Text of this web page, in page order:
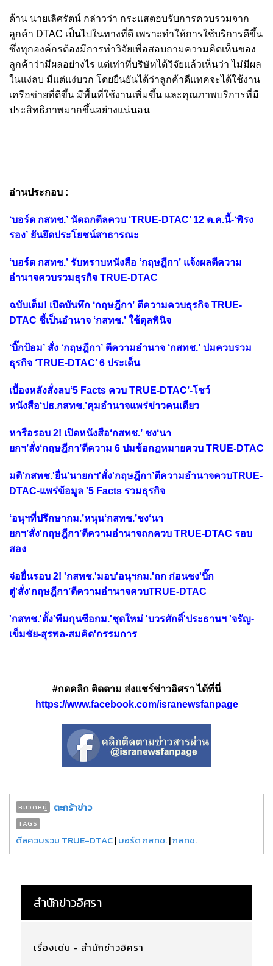
ด้าน นายเลิศรัตน์ กล่าวว่า กระแสตอบรับการควบรวมจาก
ลูกค้า DTAC เป็นไปในทางที่ดี เพราะทำให้การใช้บริการดีขึ้น
ซึ่งทุกองค์กรต้องมีการทำวิจัยเพื่อสอบถามความคิดเห็นของ
ลูกค้าว่ามีผลอย่างไร แต่เท่าที่บริษัทได้วิจัยแล้วเห็นว่า ไม่มีผล
ในแง่ลบ มีแต่แง่บวก โดยยืนยันได้ว่าลูกค้าดีแทคจะได้ใช้งาน
เครือข่ายที่ดีขึ้น มีพื้นที่ใช้งานเพิ่มขึ้น และคุณภาพบริการที่มี
ประสิทธิภาพมากขึ้นอย่างแน่นอน
อ่านประกอบ :
‘บอร์ด กสทช.’ นัดถกดีลควบ ‘TRUE-DTAC’ 12 ต.ค.นี้-‘พิรง
รอง’ ยันยึดประโยชน์สาธารณะ
‘บอร์ด กสทช.’ รับทราบหนังสือ ‘กฤษฎีกา’ แจ้งผลตีความ
อำนาจควบรวมธุรกิจ TRUE-DTAC
ฉบับเต็ม! เปิดบันทึก ‘กฤษฎีกา’ ตีความควบธุรกิจ TRUE-
DTAC ชี้เป็นอำนาจ ‘กสทช.’ ใช้ดุลพินิจ
‘บิ๊กป้อม’ สั่ง ‘กฤษฎีกา’ ตีความอำนาจ ‘กสทช.’ ปมควบรวม
ธุรกิจ ‘TRUE-DTAC’ 6 ประเด็น
เบื้องหลังสั่งลบ‘5 Facts ควบ TRUE-DTAC’-โชว์
หนังสือ‘ปธ.กสทช.’คุมอำนาจแพร่ข่าวคนเดียว
หารือรอบ 2! เปิดหนังสือ‘กสทช.’ ชง‘นา
ยกฯ’สั่ง‘กฤษฎีกา’ตีความ 6 ปมข้อกฎหมายควบ TRUE-DTAC
มติ'กสทช.'ยื่น'นายกฯ'สั่ง'กฤษฎีกา’ตีความอำนาจควบTRUE-
DTAC-แพร่ข้อมูล '5 Facts รวมธุรกิจ
‘อนุฯที่ปรึกษากม.’หนุน‘กสทช.’ชง‘นา
ยกฯ’สั่ง'กฤษฎีกา’ตีความอำนาจถกควบ TRUE-DTAC รอบ
สอง
จ่อยื่นรอบ 2! 'กสทช.'มอบ'อนุฯกม.'ถก ก่อนชง'บิ๊ก
ตู่'สั่ง'กฤษฎีกา’ตีความอำนาจควบTRUE-DTAC
'กสทช.'ตั้ง'ทีมกุนซือกม.'ชุดใหม่ 'บวรศักดิ์'ประธานฯ 'จรัญ-
เข็มชัย-สุรพล-สมคิด'กรรมการ
#กดคลิก ติดตาม ส่งแชร์ข่าวอิศรา ได้ที่นี่
https://www.facebook.com/isranewsfanpage
หมวดหมู่ ตะกร้าข่าว
TAGS
ดีลควบรวม TRUE-DTAC|บอร์ด กสทช.|กสทช.
สำนักข่าวอิศรา
เรื่องเด่น - สำนักข่าวอิศรา